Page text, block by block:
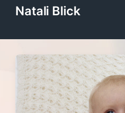
Natali Blick